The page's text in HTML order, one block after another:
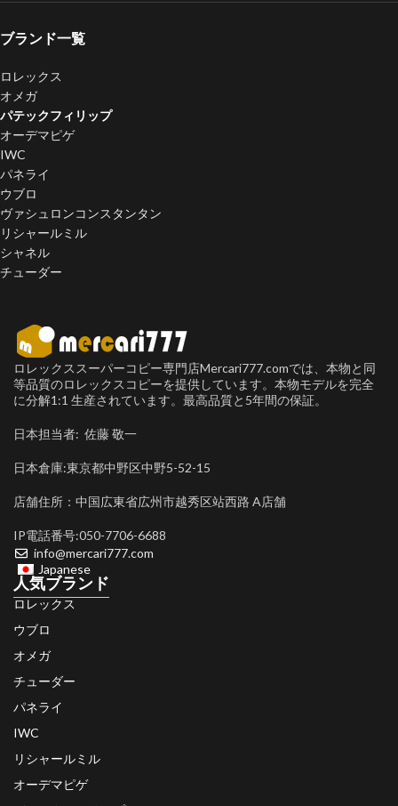
ブランド一覧
ロレックス
オメガ
パテックフィリップ
オーデマピゲ
IWC
パネライ
ウブロ
ヴァシュロンコンスタンタン
リシャールミル
シャネル
チューダー
ロレックススーパーコピー専門店Mercari777.comでは、本物と同
等品質のロレックスコピーを提供しています。本物モデルを完全
に分解1:1 生産されています。最高品質と5年間の保証。
日本担当者: 佐藤 敬一
日本倉庫:東京都中野区中野5-52-15
店舗住所：中国広東省広州市越秀区站西路 A店舗
IP電話番号:050-7706-6688
info@mercari777.com
Japanese
人気ブランド
ロレックス
ウブロ
オメガ
チューダー
パネライ
IWC
リシャールミル
オーデマピゲ